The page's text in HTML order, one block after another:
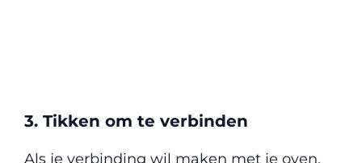
3. Tikken om te verbinden
Als je verbinding wil maken met je oven,